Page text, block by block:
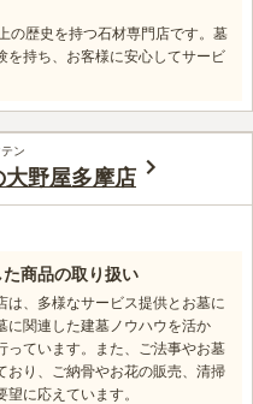
の歴史を持つ石材専門店です。墓
を持ち、お客様に安心してサービ
ン
野屋多摩店
商品の取り扱い
は、多様なサービス提供とお墓に
に関連した建墓ノウハウを活か
っています。また、ご法事やお墓
おり、ご納骨やお花の販売、清掃
に応えています。